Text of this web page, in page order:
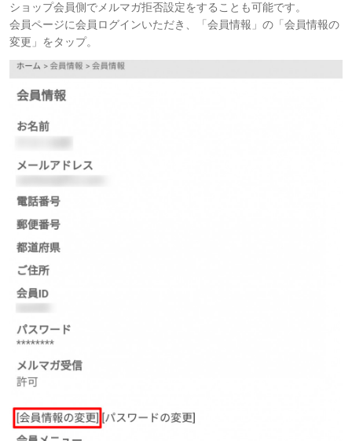
ショップ会員側でメルマガ拒否設定をすることも可能です。
会員ページに会員ログインいただき、「会員情報」の「会員情報の
変更」をタップ。